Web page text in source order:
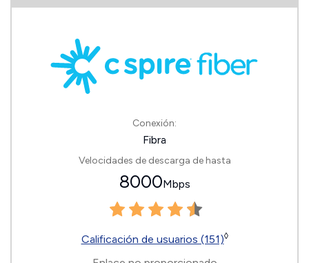
Conexión:
Fibra
Velocidades de descarga de hasta
8000Mbps
Calificación de usuarios (151)◊